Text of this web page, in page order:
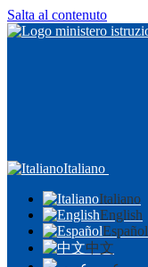
Salta al contenuto
Italiano
Italiano
English
Español
中文